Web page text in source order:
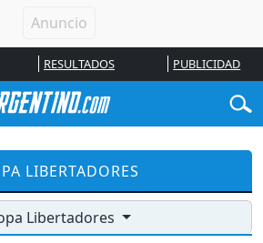
RESULTADOS PUBLICIDAD
LIBERTADORES
Libertadores